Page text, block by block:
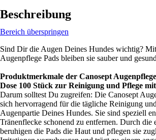
Beschreibung
Bereich überspringen
Sind Dir die Augen Deines Hundes wichtig?
Augenpflege Pads bleiben sie sauber und
Produktmerkmale der Canosept
Dose 100 Stück zur Reinigung und Pflege
Darum solltest Du zugreifen: Die Canosept
sich hervorragend für die tägliche Reinigung
Augenpartie Deines Hundes. Sie sind speziell
Tränenflecke schonend zu entfernen. Durch die
beruhigen die Pads die Haut und pflegen sie